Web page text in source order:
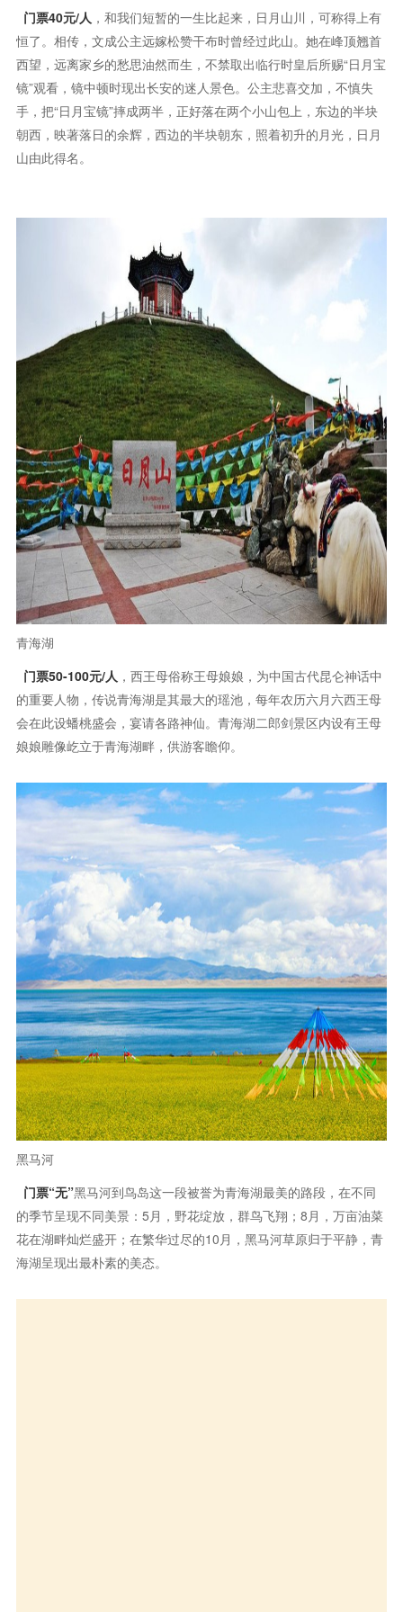
门票40元/人 ，和我们短暂的一生比起来，日月山川，可称得上有
恒了。相传，文成公主远嫁松赞干布时曾经过此山。她在峰顶翘首
西望，远离家乡的愁思油然而生，不禁取出临行时皇后所赐“日月宝
镜”观看，镜中顿时现出长安的迷人景色。公主悲喜交加，不慎失
手，把“日月宝镜”摔成两半，正好落在两个小山包上，东边的半块
朝西，映著落日的余辉，西边的半块朝东，照着初升的月光，日月
山由此得名。
青海湖
门票50-100元/人 ，西王母俗称王母娘娘，为中国古代昆仑神话中
的重要人物，传说青海湖是其最大的瑶池，每年农历六月六西王母
会在此设蟠桃盛会，宴请各路神仙。青海湖二郎剑景区内设有王母
娘娘雕像屹立于青海湖畔，供游客瞻仰。
黑马河
门票“无”黑马河到鸟岛这一段被誉为青海湖最美的路段，在不同
的季节呈现不同美景：5月，野花绽放，群鸟飞翔；8月，万亩油菜
花在湖畔灿烂盛开；在繁华过尽的10月，黑马河草原归于平静，青
海湖呈现出最朴素的美态。